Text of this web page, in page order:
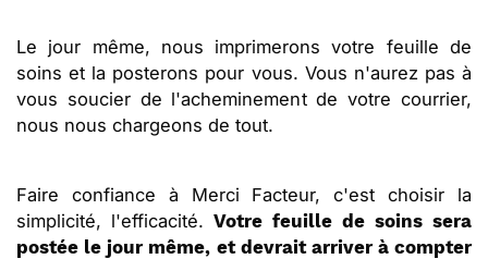
Le jour même, nous imprimerons votre feuille de
soins et la posterons pour vous. Vous n'aurez pas à
vous soucier de l'acheminement de votre courrier,
nous nous chargeons de tout.
Faire confiance à Merci Facteur, c'est choisir la
simplicité, l'efficacité. Votre feuille de soins sera
postée le jour même, et devrait arriver à compter